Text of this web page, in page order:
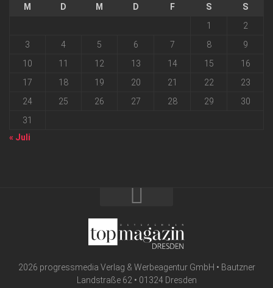
M D M D F S
S
1
2
3
4 5 6 7 8
9
10
11 12 13 14 15
16
17
18 19 20 21 22
23
24
25 26 27 28 29
30
31
« Juli
2026 progressmedia Verlag & Werbeagentur GmbH • Bautzner
Landstraße 62 • 01324 Dresden